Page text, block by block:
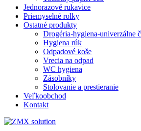
Jednorazové rukavice
Priemyselné rolky
Ostatné produkty
Drogéria-hygiena-univerzálne
Hygiena rúk
Odpadové koše
Vrecia na odpad
WC hygiena
Zásobníky
Stolovanie a prestieranie
Veľkoobchod
Kontakt